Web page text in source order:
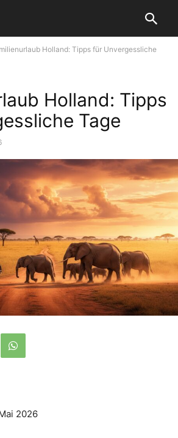
Holland: Tipps für Unvergessliche
Holland: Tipps
Tage
2026